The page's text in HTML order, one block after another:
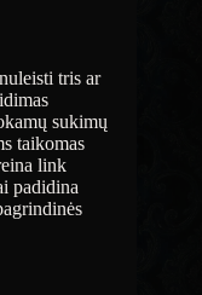
tris ar
sukimų
taikomas
link
padidina